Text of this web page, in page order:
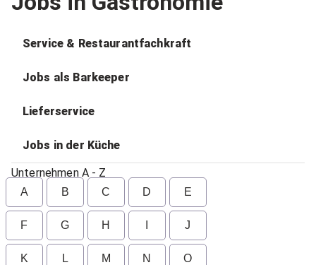
Service & Restaurantfachkraft
Jobs als Barkeeper
Lieferservice
Jobs in der Küche
Unternehmen A - Z
A B C D E
F G H J
K L M N O